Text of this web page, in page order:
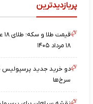
پربازدیدترین
۱۸ مرداد ۱۴۰۵
دو خرید جدید پرسپولیس
سرخ‌ها